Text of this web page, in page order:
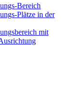
Bereich
Plätze in der
mit